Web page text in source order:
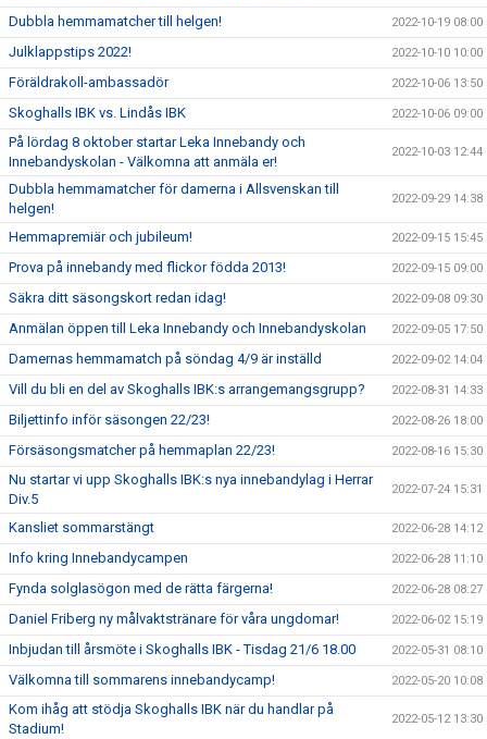
Dubbla hemmamatcher till helgen! 2022-10-19 08:00
Julklappstips 2022! 2022-10-10 10:00
Föräldrakoll-ambassadör 2022-10-06 13:50
Skoghalls IBK vs. Lindås IBK 2022-10-06 09:00
På lördag 8 oktober startar Leka Innebandy och
Innebandyskolan - Välkomna att anmäla er!
2022-10-03 12:44
Dubbla hemmamatcher för damerna i Allsvenskan till
helgen!
2022-09-29 14:38
Hemmapremiär och jubileum! 2022-09-15 15:45
Prova på innebandy med flickor födda 2013! 2022-09-15 09:00
Säkra ditt säsongskort redan idag! 2022-09-08 09:30
Anmälan öppen till Leka Innebandy och Innebandyskolan 2022-09-05 17:50
Damernas hemmamatch på söndag 4/9 är inställd 2022-09-02 14:04
Vill du bli en del av Skoghalls IBK:s arrangemangsgrupp? 2022-08-31 14:33
Biljettinfo inför säsongen 22/23! 2022-08-26 18:00
Försäsongsmatcher på hemmaplan 22/23! 2022-08-16 15:30
Nu startar vi upp Skoghalls IBK:s nya innebandylag i Herrar
Div.5
2022-07-24 15:31
Kansliet sommarstängt 2022-06-28 14:12
Info kring Innebandycampen 2022-06-28 11:10
Fynda solglasögon med de rätta färgerna! 2022-06-28 08:27
Daniel Friberg ny målvaktstränare för våra ungdomar! 2022-06-02 15:19
Inbjudan till årsmöte i Skoghalls IBK - Tisdag 21/6 18.00 2022-05-31 08:10
Välkomna till sommarens innebandycamp! 2022-05-20 10:08
Kom ihåg att stödja Skoghalls IBK när du handlar på
Stadium!
2022-05-12 13:30